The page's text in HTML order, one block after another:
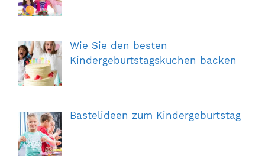
Wie Sie den besten
Kindergeburtstagskuchen backen
Bastelideen zum Kindergeburtstag